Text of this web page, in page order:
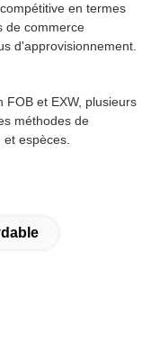
en termes
de commerce
d'approvisionnement.
FOB et EXW, plusieurs
méthodes de
espèces.